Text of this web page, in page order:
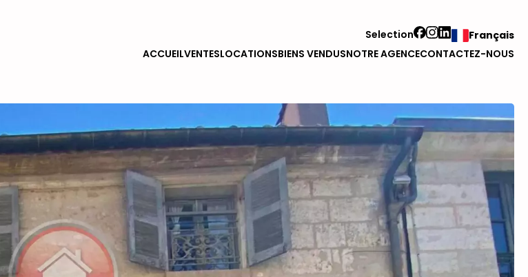
Selection
Français
ACCUEILVENTESLOCATIONSBIENS VENDUSNOTRE AGENCECONTACTEZ-NOUS